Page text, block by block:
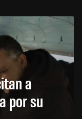
a
por su